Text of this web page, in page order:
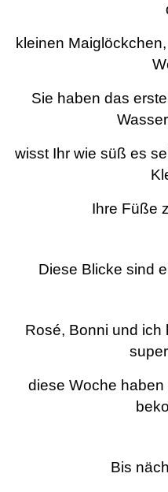
kleinen
Sie haben das
wisst Ihr wie süß es
Ihre Füße
Diese Blicke sind
Rosé, Bonni und
diese Woche
Bis